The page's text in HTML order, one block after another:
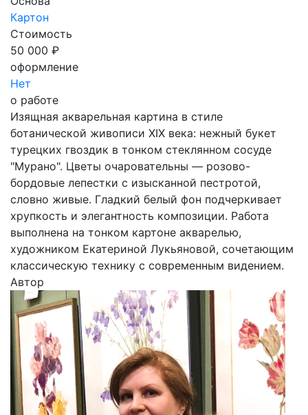
Картон
Стоимость
50 000 ₽
оформление
Нет
о работе
Изящная акварельная картина в стиле
ботанической живописи XIX века: нежный букет
турецких гвоздик в тонком стеклянном сосуде
"Мурано". Цветы очаровательны — розово-
бордовые лепестки с изысканной пестротой,
словно живые. Гладкий белый фон подчеркивает
хрупкость и элегантность композиции. Работа
выполнена на тонком картоне акварелью,
художником Екатериной Лукьяновой, сочетающим
классическую технику с современным видением.
Автор